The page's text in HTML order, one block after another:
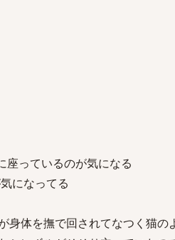
座っているのが気になる
になってる
身体を撫で回されてなつく猫の